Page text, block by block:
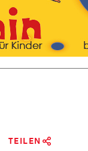
TEILEN